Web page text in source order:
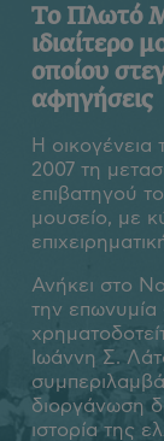
Το Πλωτό
ιδιαίτερο
οποίου
αφηγήσεις
Η
2007 τη
επιβατηγού
μουσείο, με
Ανήκει στο
την
Ιωάννη Σ.
διοργάνωση
ιστορία της